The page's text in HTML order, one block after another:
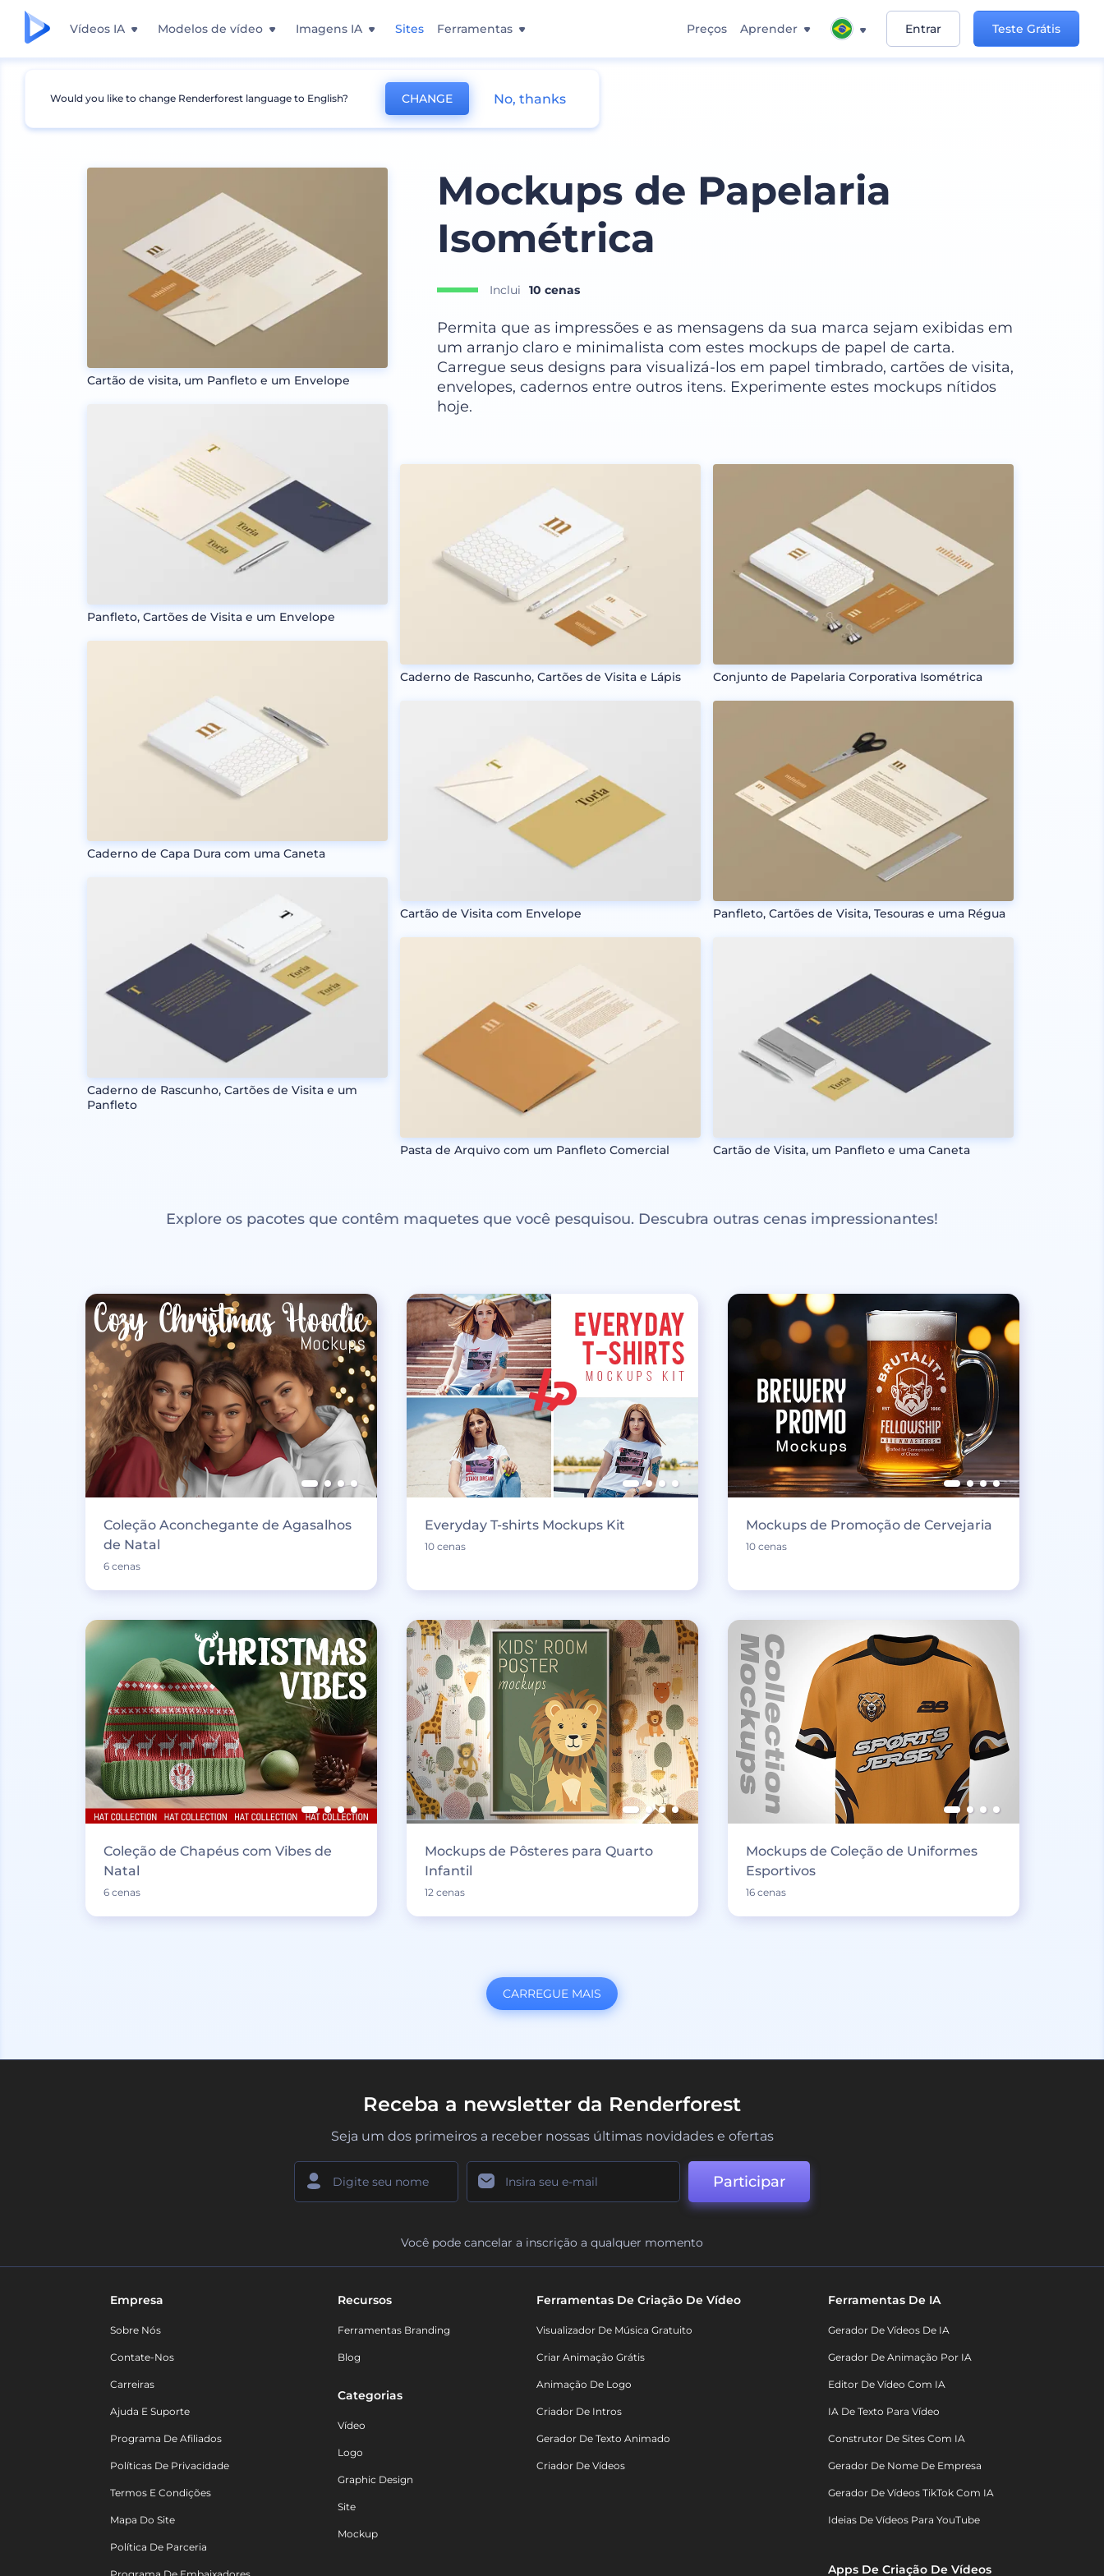
Vídeos IA Modelos de vídeo Imagens IA Sites Ferramentas Preços Aprender Entrar Teste Grátis
Mockups Marca Mockup de Papelaria
Cartão de visita, um Panfleto e um Envelope
Panfleto, Cartões de Visita e um Envelope
Caderno de Capa Dura com uma Caneta
Caderno de Rascunho, Cartões de Visita e um
Panfleto
Mockups de Papelaria
Isométrica
Inclui 10 cenas
Permita que as impressões e as mensagens da sua marca sejam exibidas em
um arranjo claro e minimalista com estes mockups de papel de carta.
Carregue seus designs para visualizá-los em papel timbrado, cartões de visita,
envelopes, cadernos entre outros itens. Experimente estes mockups nítidos
hoje.
Caderno de Rascunho, Cartões de Visita e Lápis
Cartão de Visita com Envelope
Pasta de Arquivo com um Panfleto Comercial
Conjunto de Papelaria Corporativa Isométrica
Panfleto, Cartões de Visita, Tesouras e uma Régua
Cartão de Visita, um Panfleto e uma Caneta
Explore os pacotes que contêm maquetes que você pesquisou. Descubra outras cenas impressionantes!
Coleção Aconchegante de Agasalhos
de Natal
6 cenas
Everyday T-shirts Mockups Kit
10 cenas
Mockups de Promoção de Cervejaria
10 cenas
Coleção de Chapéus com Vibes de
Natal
6 cenas
Mockups de Pôsteres para Quarto
Infantil
12 cenas
Mockups de Coleção de Uniformes
Esportivos
16 cenas
CARREGUE MAIS
Receba a newsletter da Renderforest
Seja um dos primeiros a receber nossas últimas novidades e ofertas
Participar
Você pode cancelar a inscrição a qualquer momento
Empresa
Sobre Nós
Contate-Nos
Carreiras
Ajuda E Suporte
Programa De Afiliados
Políticas De Privacidade
Termos E Condições
Mapa Do Site
Política De Parceria
Recursos
Ferramentas Branding
Blog
Categorias
Vídeo
Logo
Graphic Design
Site
Mockup
Ferramentas De Criação De Vídeo
Visualizador De Música Gratuito
Criar Animação Grátis
Animação De Logo
Criador De Intros
Gerador De Texto Animado
Criador De Vídeos
Ferramentas De IA
Gerador De Vídeos De IA
Gerador De Animação Por IA
Editor De Vídeo Com IA
IA De Texto Para Vídeo
Construtor De Sites Com IA
Gerador De Nome De Empresa
Gerador De Vídeos TikTok Com IA
Ideias De Vídeos Para YouTube
Apps De Criação De Vídeos
Would you like to change Renderforest language to English? CHANGE No, thanks